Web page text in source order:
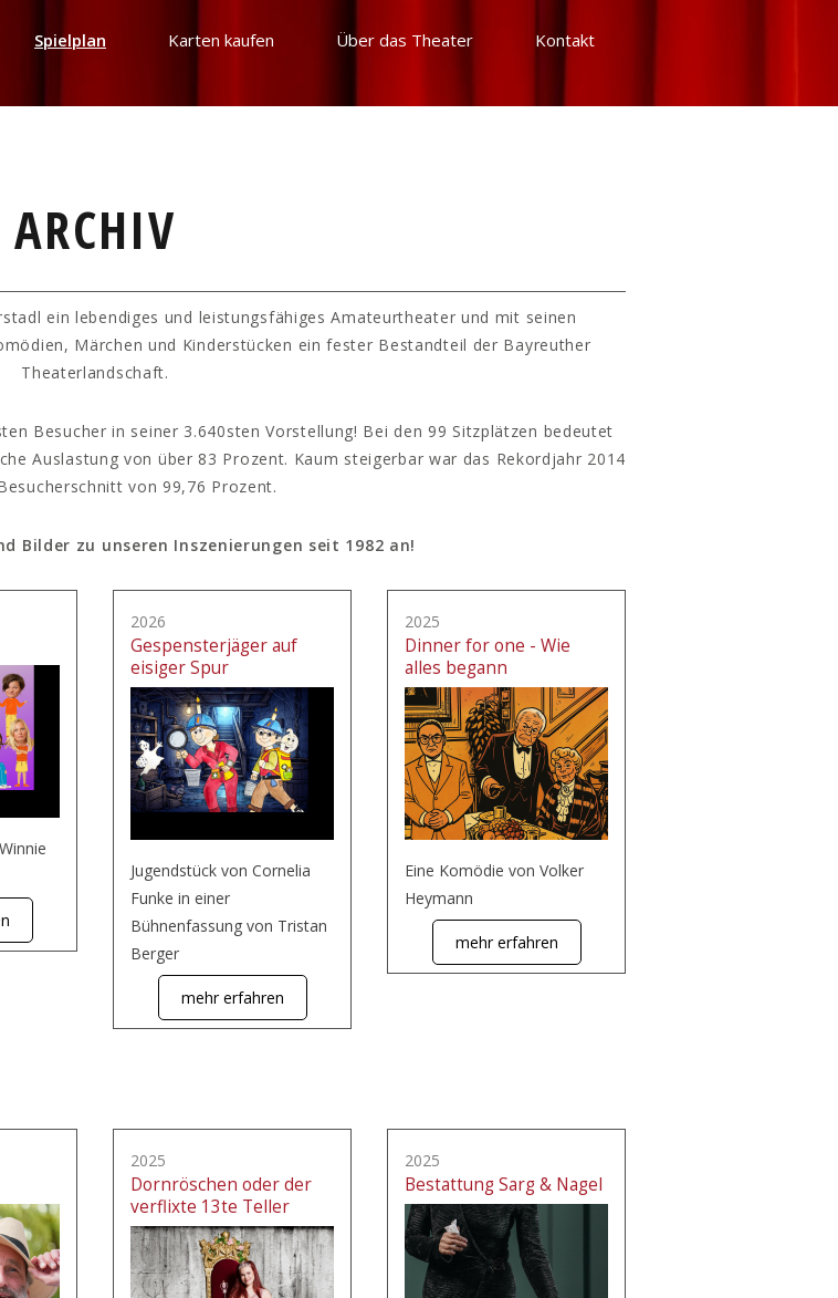
Spielplan Karten kaufen Über das Theater Kontakt
ARCHIV
ein lebendiges und leistungsfähiges Amateurtheater und mit seinen
Märchen und Kinderstücken ein fester Bestandteil der Bayreuther
Theaterlandschaft.
Besucher in seiner 3.640sten Vorstellung! Bei den 99 Sitzplätzen bedeutet
Auslastung von über 83 Prozent. Kaum steigerbar war das Rekordjahr 2014
von 99,76 Prozent.
Bilder zu unseren Inszenierungen seit 1982 an!
2026
Gespensterjäger auf
eisiger Spur
Jugendstück von Cornelia
Funke in einer
Bühnenfassung von Tristan
Berger
mehr erfahren
2025
Dinner for one - Wie
alles begann
Eine Komödie von Volker
Heymann
mehr erfahren
2025
Dornröschen oder der
verflixte 13te Teller
2025
Bestattung Sarg & Nagel